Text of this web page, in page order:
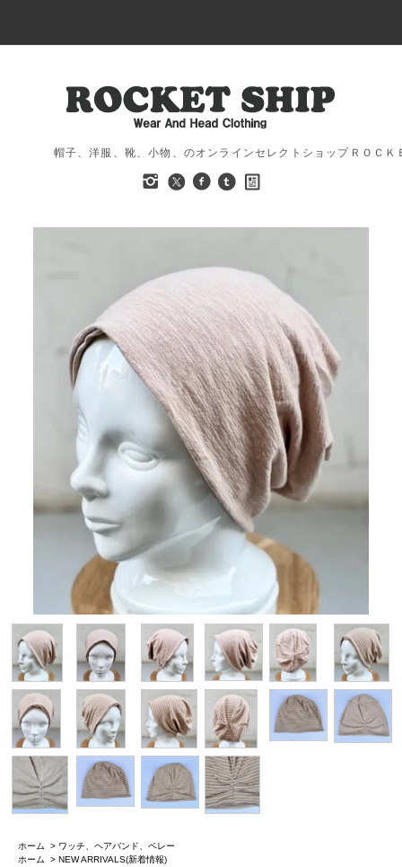
帽子、洋服、靴、小物、のオンラインセレクトショップＲＯＣ
ホーム > ワッチ、ヘアバンド、ベレー
ホーム
> NEW ARRIVALS(新着情報)